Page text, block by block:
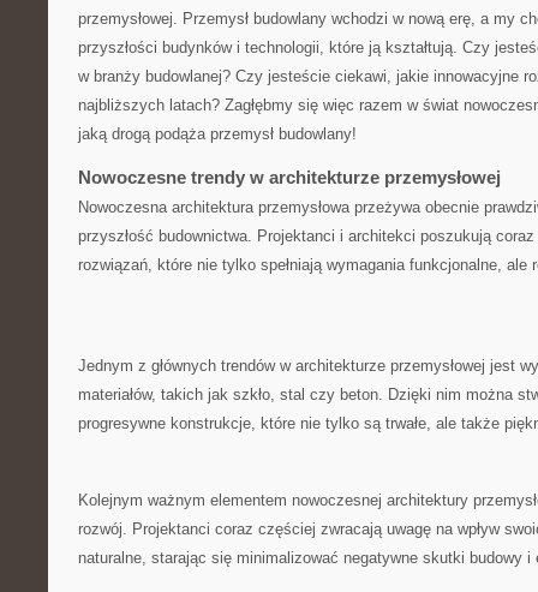
przemysłowej. Przemysł budowlany ‌wchodzi‌ w nową erę, a ⁤my⁣
przyszłości budynków ⁢i ⁢technologii, które ‍ją⁣ kształtują. ‌Czy
w⁣ branży budowlanej? ⁣Czy jesteście ciekawi, jakie⁢ innowacyjne
najbliższych ‍latach? Zagłębmy się więc razem ⁣w świat
jaką drogą podąża przemysł budowlany!
Nowoczesne ‍trendy ‌w‍ architekturze przemysłowej
Nowoczesna architektura przemysłowa przeżywa ⁣obecnie
przyszłość budownictwa. ‌Projektanci⁤ i architekci poszukują
rozwiązań, ⁣które​ nie tylko spełniają wymagania ​funkcjonalne, ale​
Jednym ​z głównych trendów w architekturze⁣ przemysłowej jest
materiałów, takich jak szkło, stal czy‍ beton. Dzięki ⁤nim ⁣można
progresywne konstrukcje, które nie tylko są trwałe, ​ale także
Kolejnym‍ ważnym elementem nowoczesnej architektury
rozwój.​ Projektanci coraz ⁢częściej‍ zwracają ​uwagę ⁣na‌ wpływ
naturalne, starając się⁤ minimalizować negatywne ⁤skutki ⁤budowy‌ i